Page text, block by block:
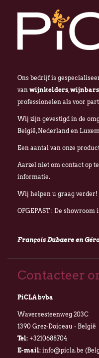
Ons bedrijf is
van wijnkelders,wijnbars
professionelen als voor
Wij zijn gevestigd in de
België, Nederland en
Een aantal van onze
Aarzel niet om contact op
informatie.
Wij helpen u graag verder!
OPGEPAST : De
François Dubaere en
Contacteer
PiCLA bvba
Waversesteenweg 203C
1390 Grez-Doiceau - België
Tel: +3210688704
E-mail: info@picla.be